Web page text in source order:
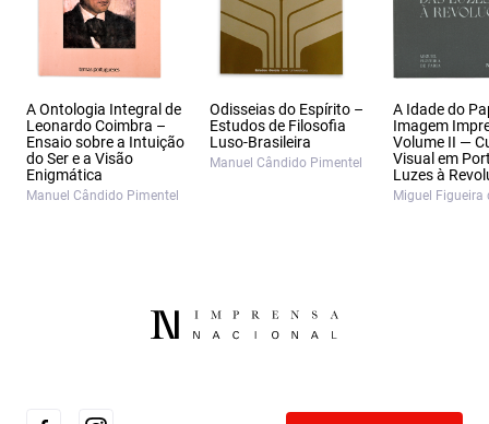
A Ontologia Integral de
Leonardo Coimbra –
Ensaio sobre a Intuição
do Ser e a Visão
Enigmática
Manuel Cândido Pimentel
Odisseias do Espírito –
Estudos de Filosofia
Luso-Brasileira
Manuel Cândido Pimentel
A Idade do
Imagem
Volume II —
Visual em
Luzes à
Miguel Figueira